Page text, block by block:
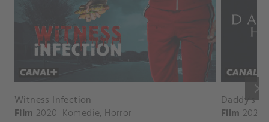
keyboard_arrow_right
Witness Infection
Film 2020 Komedie, Horror
Daddy's
Film 2024